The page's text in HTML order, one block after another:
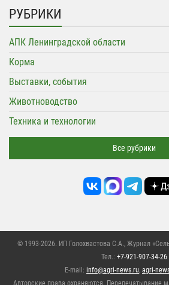
РУБРИКИ
АПК Ленинградской области
Корма
Выставки, события
Животноводство
Техника и технологии
Все рубрики
© 1993-2026. ИП Голохвастова С.А., Журнал
Тел.: +7-921-907-34-26
E-mail: info@agri-news.ru, agri-
Авторские права охраняются. Перепечатывание